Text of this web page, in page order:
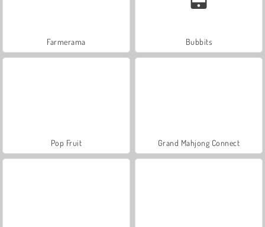
Farmerama Bubbits
Pop Fruit Grand Mahjong Connect